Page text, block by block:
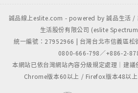
誠品線上eslite.com - powered by 誠品生活 /
生活股份有限公司 (eslite
統一編號：27952966 | 台灣台北市信義區松
0800-666-798／+886-2-
本網站已依台灣網站內容分級規定處理｜建
Chrome版本60以上 / Firefox版本48以